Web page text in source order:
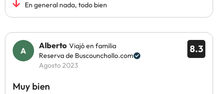
En general nada, todo bien
8.3
Alberto Viajó en familia
Reserva de Buscounchollo.com
Agosto 2023
Muy bien